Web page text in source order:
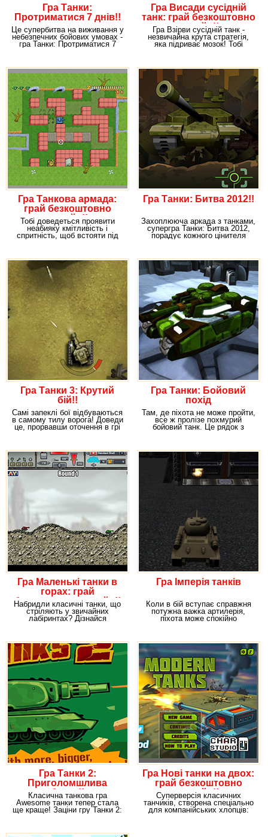
Гра Танки:
Протриматися 7 днів!!
Це супербитва на виживання у
небезпечних бойових умовах -
гра Танки: Протриматися 7
Гра Висади сусідній
танк: грай безкоштовно
онлайн!!
Гра Взірви сусідній танк -
незвичайна крута стратегія,
яка підриває мозок! Тобі
Гра Танкова армада:
грай безкоштовно
онлайн!!
Тобі доведеться проявити
неабияку кмітливість і
спритність, щоб встояти під
Гра Танки: Битва 2012!!
Захоплююча аркада з танками,
супергра Танки: Битва 2012,
порадує кожного цінителя
Гра Танки 3: Крутий
бій!!
Самі запеклі бої відбуваються
в самому тилу ворога! Доведи
це, прорвавши оточення в грі
Гра Танки: Бойовий
похід
Там, де піхота не може пройти,
все ж пролізе похмурий
бойовий танк. Це рядок з
Гра Маленькі танки в
горах: грай
безкоштовно онлайн!!
Набридли класичні танки, що
стріляють у звичайних
лабіринтах? Дізнайся
Гра Імперія танків
Коли в бій вступає справжня
потужна важка артилерія,
піхота може спокійно
Гра Танки 2:
Приголомшлива
битва!!
Класична танкова гра
Awesome танки тепер стала
ще краще! Заціни гру Танки 2:
Гра Нові танки на двох:
грай безкоштовно
онлайн!!
Суперверсія класичних
танчиків, створена спеціально
для компанійських хлопців: